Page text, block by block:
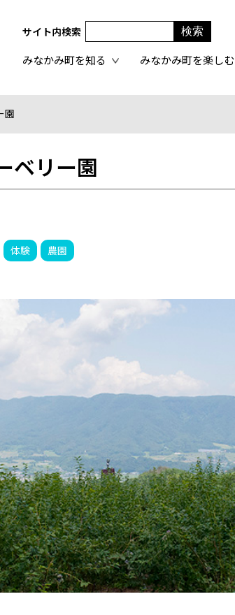
サイト内検索
みなかみ町を知る みなかみ町を楽しむ
園
ベリー園
体験 農園